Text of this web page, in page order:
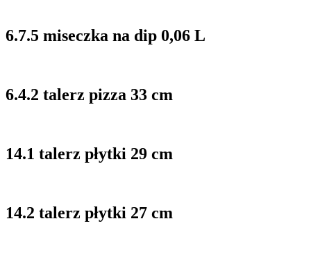
6.7.5 miseczka na dip 0,06 L
6.4.2 talerz pizza 33 cm
14.1 talerz płytki 29 cm
14.2 talerz płytki 27 cm